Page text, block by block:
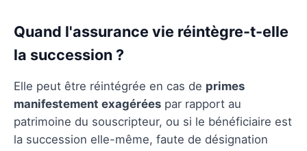
Quand l'assurance vie réintègre-t-elle
la succession ?
Elle peut être réintégrée en cas de primes
manifestement exagérées par rapport au
patrimoine du souscripteur, ou si le bénéficiaire est
la succession elle-même, faute de désignation